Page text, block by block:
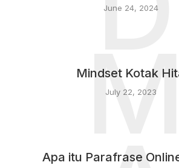
June 24, 2024
Mindset Kotak
July 22, 2023
Apa itu Parafrase